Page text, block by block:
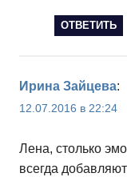
ОТВЕТИТЬ
Ирина Зайцева:
12.07.2016 в 22:24
Лена, столько
всегда